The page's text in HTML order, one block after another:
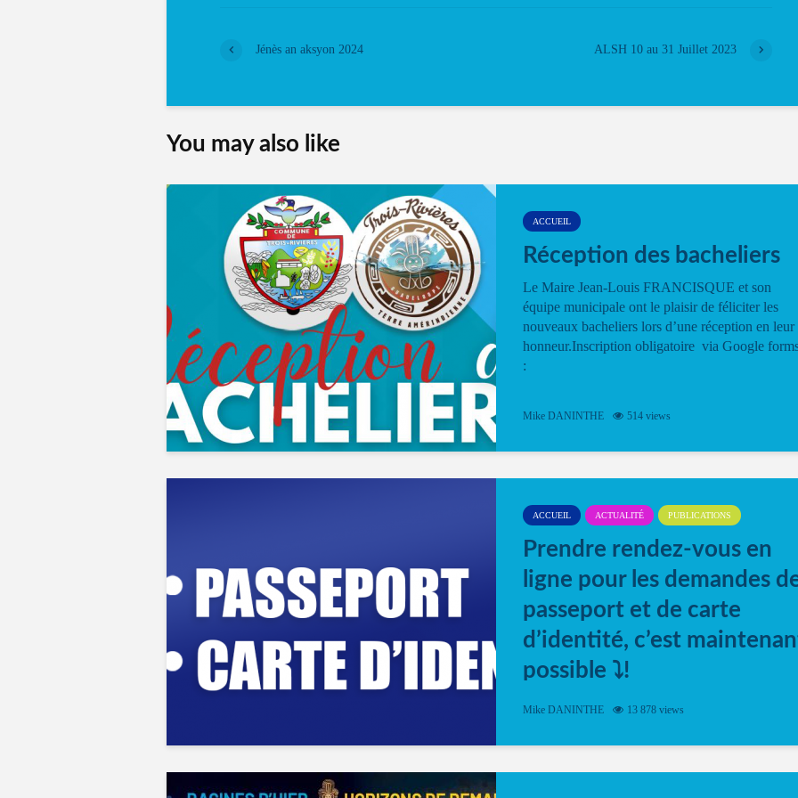
Jénès an aksyon 2024 ALSH 10 au 31 Juillet 2023
You may also like
ACCUEIL
Réception des bacheliers
Le Maire Jean-Louis FRANCISQUE et son
équipe municipale ont le plaisir de féliciter les
nouveaux bacheliers lors d’une réception en leur
honneur.Inscription obligatoire via Google
:
Mike DANINTHE 514 views
ACCUEIL ACTUALITÉ PUBLICATIONS
Prendre rendez-vous en
ligne pour les demandes
passeport et de carte
d’identité, c’est
possible ⤵️!
Désormais, il est possible de prendre rendez-
Mike DANINTHE 13 878 views